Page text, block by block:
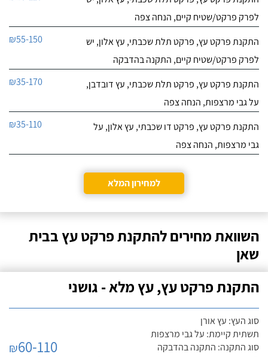
לפרק פרקט/שטיח קיים, הנחה צפה
התקנת פרקט עץ, פרקט תלת שכבתי, עץ אלון, יש
לפרק פרקט/שטיח קיים, התקנה בהדבקה
₪55-150
התקנת פרקט עץ, פרקט תלת שכבתי, עץ דובדבן,
על גבי מרצפות, הנחה צפה
₪35-170
התקנת פרקט עץ, פרקט דו שכבתי, עץ אלון, על
גבי מרצפות, הנחה צפה
₪35-110
למחירון המלא
השוואת מחירים להתקנת פרקט עץ בבית
שאן
התקנת פרקט עץ, עץ מלא - גושני
סוג העץ: עץ אורן
תשתית קיימת: על גבי מרצפות
סוג התקנה: התקנה בהדבקה
₪60-110